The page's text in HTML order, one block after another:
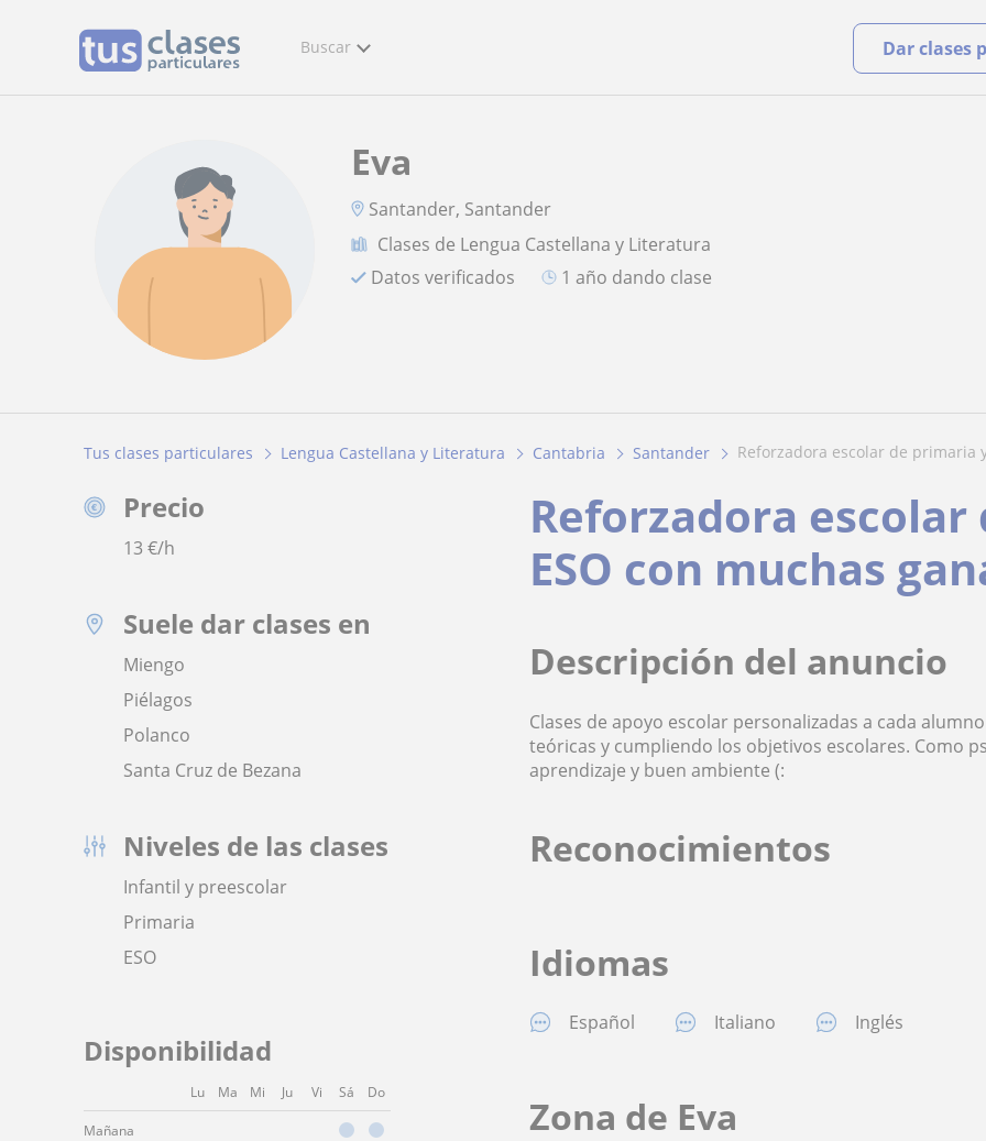
Buscar Dar clases
Eva
Santander, Santander
Clases de Lengua Castellana y Literatura
Datos verificados
1 año dando clase
Tus clases particulares Lengua Castellana y Literatura Cantabria Santander reforzadora escolar de primaria
Precio
13 €/h
Suele dar clases en
Miengo
Piélagos
Polanco
Santa Cruz de Bezana
Niveles de las clases
Infantil y preescolar
Primaria
ESO
Disponibilidad
Lu Ma Mi Ju Vi Sá Do
Mañana
Reforzadora
ESO con muchas
Descripción del anuncio
Clases de apoyo escolar personalizadas a cada
teóricas y cumpliendo los objetivos escolares. Como
aprendizaje y buen ambiente (:
Reconocimientos
Idiomas
Español Italiano Inglés
Zona de Eva